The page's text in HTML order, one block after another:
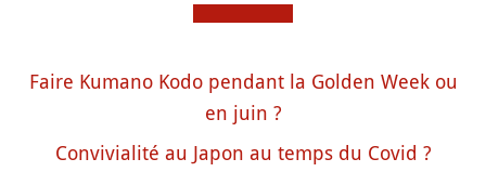
Faire Kumano Kodo pendant la Golden Week ou
en juin ?
Convivialité au Japon au temps du Covid ?